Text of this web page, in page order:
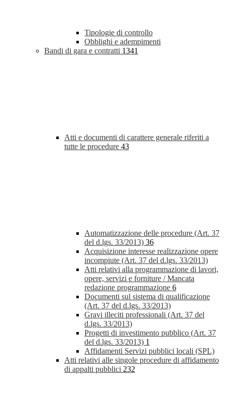
Tipologie di controllo
Obblighi e adempimenti
Bandi di gara e contratti 1341
Atti e documenti di carattere generale riferiti a
tutte le procedure 43
Automatizzazione delle procedure (Art. 37
del d.lgs. 33/2013) 36
Acquisizione interesse realizzazione opere
incompiute (Art. 37 del d.lgs. 33/2013)
Atti relativi alla programmazione di lavori,
opere, servizi e forniture / Mancata
redazione programmazione 6
Documenti sul sistema di qualificazione
(Art. 37 del d.lgs. 33/2013)
Gravi illeciti professionali (Art. 37 del
d.lgs. 33/2013)
Progetti di investimento pubblico (Art. 37
del d.lgs. 33/2013) 1
Affidamenti Servizi pubblici locali (SPL)
Atti relativi alle singole procedure di affidamento
di appalti pubblici 232